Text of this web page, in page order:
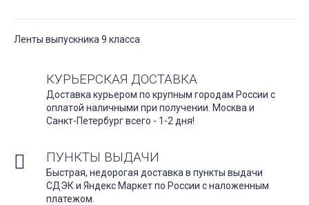
Ленты выпускника 9 класса
КУРЬЕРСКАЯ ДОСТАВКА
Доставка курьером по крупным городам России с
оплатой наличными при получении. Москва и
Санкт-Петербург всего - 1-2 дня!
ПУНКТЫ ВЫДАЧИ
Быстрая, недорогая доставка в пункты выдачи
СДЭК и Яндекс Маркет по России с наложенным
платежом.